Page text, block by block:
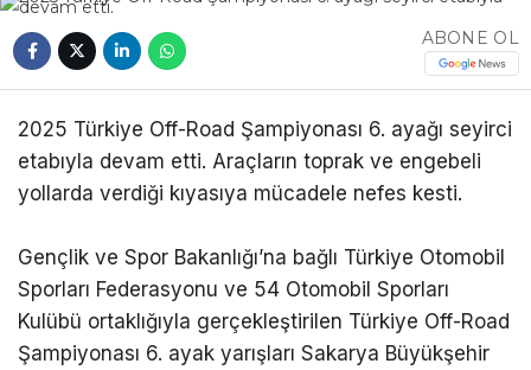
WhatsApp
Instagram
ABONE OL
2025 Türkiye Off-Road Şampiyonası 6. ayağı seyirci
etabıyla devam etti. Araçların toprak ve engebeli
yollarda verdiği kıyasıya mücadele nefes kesti.
Gençlik ve Spor Bakanlığı’na bağlı Türkiye Otomobil
Sporları Federasyonu ve 54 Otomobil Sporları
Kulübü ortaklığıyla gerçekleştirilen Türkiye Off-Road
Şampiyonası 6. ayak yarışları Sakarya Büyükşehir